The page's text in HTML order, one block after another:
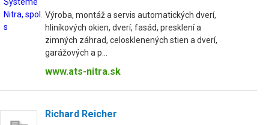
Výroba, montáž a servis automatických dverí,
hliníkových okien, dverí, fasád, presklení a
zimných záhrad, celosklenených stien a dverí,
garážových a p...
www.ats-nitra.sk
Richard Reicher